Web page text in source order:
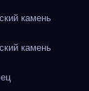
камень
камень